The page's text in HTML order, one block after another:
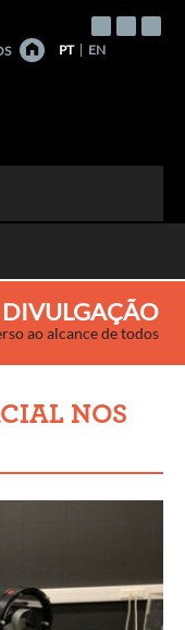
PT EN
DIVULGAÇÃO
ao alcance de todos
NOS